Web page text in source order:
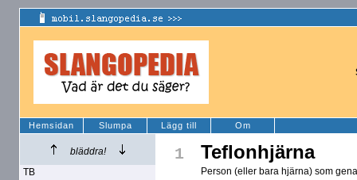
Hemsidan Slumpa Lägg till Om
bläddra!
TB
1 Teflonhjärna
Person (eller bara hjärna) som